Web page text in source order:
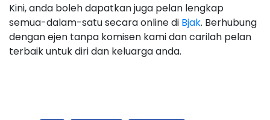
Kini, anda boleh dapatkan juga pelan lengkap
semua-dalam-satu secara online di Bjak. Berhubung
dengan ejen tanpa komisen kami dan carilah pelan
terbaik untuk diri dan keluarga anda.